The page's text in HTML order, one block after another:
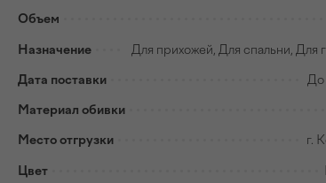
Объем
Назначение Для прихожей, Для спальни, Для
Дата поставки До
Материал обивки
Место отгрузки г.
Цвет